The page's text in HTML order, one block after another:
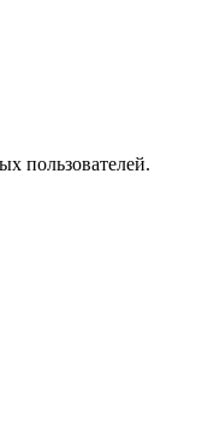
пользователей.